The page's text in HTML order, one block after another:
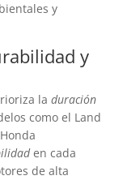
y
y
la duración
como el Land
en cada
de alta